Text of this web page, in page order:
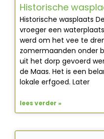
Historische
Historische wasplaats
vroeger een
werd om het vee te
zomermaanden onder
uit het dorp gevoerd
de Maas. Het is een
lokale erfgoed. Later
lees verder »